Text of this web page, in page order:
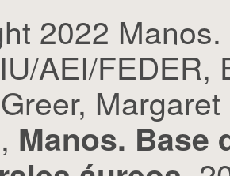
2022
AEI/
Manos. Base